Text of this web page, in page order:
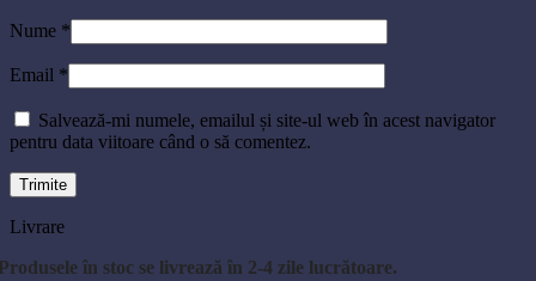
Nume *
Email *
Salvează-mi numele, emailul și site-ul web în acest navigator
pentru data viitoare când o să comentez.
Livrare
în stoc se livrează în 2-4 zile lucrătoare.